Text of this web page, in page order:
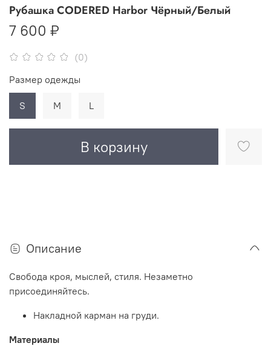
(0)
Рубашка CODERED Harbor Чёрный/Белый
7 600 ₽
В корзину
Размер одежды
S M L
Описание
Свобода кроя, мыслей, стиля. Незаметно
присоединяйтесь.
Накладной карман на груди.
Материалы